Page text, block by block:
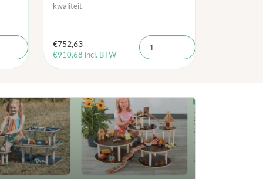
kwaliteit
€752,63
€910,68 incl. BTW